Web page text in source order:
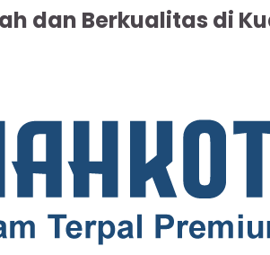
dan Berkualitas di